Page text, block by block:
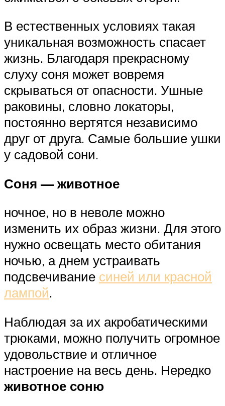
В естественных условиях такая
уникальная возможность спасает
жизнь. Благодаря прекрасному
слуху соня может вовремя
скрываться от опасности. Ушные
раковины, словно локаторы,
постоянно вертятся независимо
друг от друга. Самые большие ушки
у садовой сони.
Соня — животное
ночное, но в неволе можно
изменить их образ жизни. Для этого
нужно освещать место обитания
ночью, а днем устраивать
подсвечивание синей или красной
лампой.
Наблюдая за их акробатическими
трюками, можно получить огромное
удовольствие и отличное
настроение на весь день. Нередко
животное соню